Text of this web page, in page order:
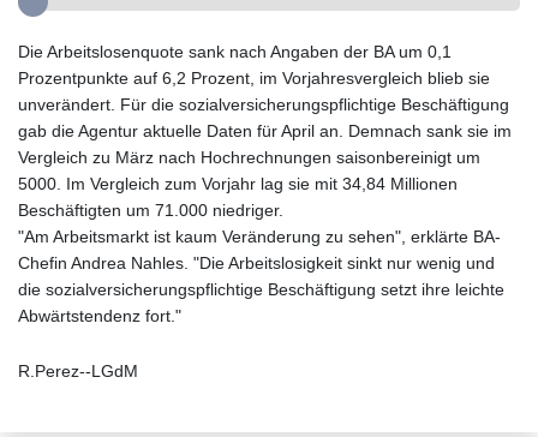
Die Arbeitslosenquote sank nach Angaben der BA um 0,1
Prozentpunkte auf 6,2 Prozent, im Vorjahresvergleich blieb sie
unverändert. Für die sozialversicherungspflichtige Beschäftigung
gab die Agentur aktuelle Daten für April an. Demnach sank sie im
Vergleich zu März nach Hochrechnungen saisonbereinigt um
5000. Im Vergleich zum Vorjahr lag sie mit 34,84 Millionen
Beschäftigten um 71.000 niedriger.
"Am Arbeitsmarkt ist kaum Veränderung zu sehen", erklärte BA-
Chefin Andrea Nahles. "Die Arbeitslosigkeit sinkt nur wenig und
die sozialversicherungspflichtige Beschäftigung setzt ihre leichte
Abwärtstendenz fort."
R.Perez--LGdM